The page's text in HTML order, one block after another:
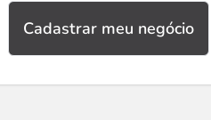
Cadastrar meu negócio